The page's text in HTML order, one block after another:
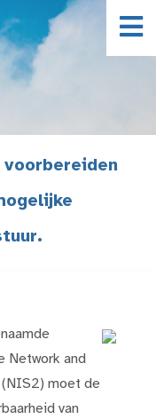
Network and
moet de
van